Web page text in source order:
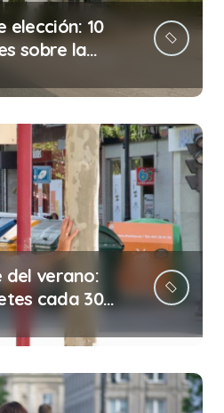
elección: 10
sobre la
del verano:
cada 30
(y la
costar